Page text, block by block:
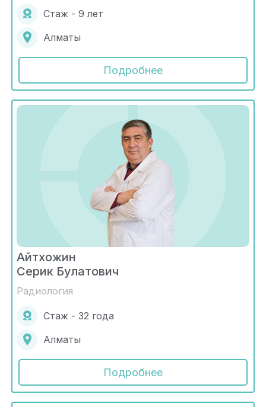
Стаж - 9 лет
Алматы
Подробнее
Айтхожин
Серик Булатович
Радиология
Стаж - 32 года
Алматы
Подробнее